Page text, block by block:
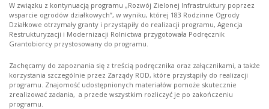
W związku z kontynuacją programu „Rozwój Zielonej Infrastruktury poprzez
wsparcie ogrodów działkowych”, w wyniku, której 183 Rodzinne Ogrody
Działkowe otrzymały granty i przystąpiły do realizacji programu, Agencja
Restrukturyzacji i Modernizacji Rolnictwa przygotowała Podręcznik
Grantobiorcy przystosowany do programu.
Zachęcamy do zapoznania się z treścią podręcznika oraz załącznikami, a także
korzystania szczególnie przez Zarządy ROD, które przystąpiły do realizacji
programu. Znajomość udostępnionych materiałów pomoże skutecznie
zrealizować zadania, a przede wszystkim rozliczyć je po zakończeniu
programu.